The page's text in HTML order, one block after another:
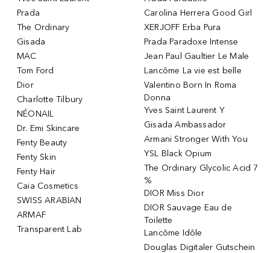
Prada
The Ordinary
Gisada
MAC
Tom Ford
Dior
Charlotte Tilbury
NÉONAIL
Dr. Emi Skincare
Fenty Beauty
Fenty Skin
Fenty Hair
Caia Cosmetics
SWISS ARABIAN
ARMAF
Transparent Lab
Carolina Herrera Good Girl
XERJOFF Erba Pura
Prada Paradoxe Intense
Jean Paul Gaultier Le Male
Lancôme La vie est belle
Valentino Born In Roma
Donna
Yves Saint Laurent Y
Gisada Ambassador
Armani Stronger With You
YSL Black Opium
The Ordinary Glycolic Acid 7
%
DIOR Miss Dior
DIOR Sauvage Eau de
Toilette
Lancôme Idôle
Douglas Digitaler Gutschein